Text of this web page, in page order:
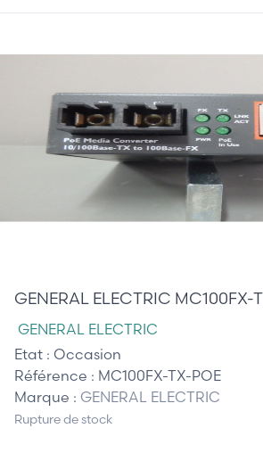
GENERAL ELECTRIC MC100FX-
GENERAL ELECTRIC
Etat : Occasion
Référence : MC100FX-TX-POE
Marque : GENERAL ELECTRIC
Rupture de stock